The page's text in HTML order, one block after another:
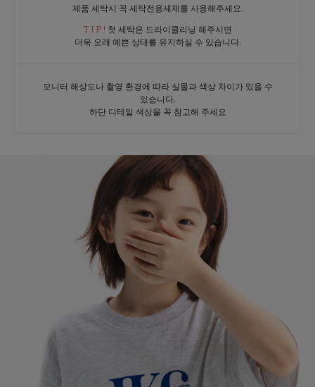
제품 세탁시 꼭 세탁전용세제를 사용해주세요.
T I P ! 첫 세탁은 드라이클리닝 해주시면
더욱 오래 예쁜 상태를 유지하실 수 있습니다.
모니터 해상도나 촬영 환경에 따라 실물과 색상 차이가 있을 수
있습니다.
하단 디테일 색상을 꼭 참고해 주세요